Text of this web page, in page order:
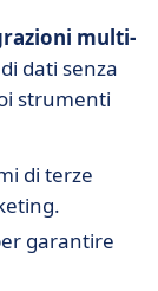
multi-
dati senza
strumenti
di terze
garantire